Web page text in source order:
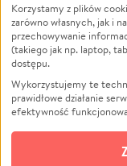
Zwierzęta
Pożar
Ukraina
Pomoc
Projekty
Pogrzeb
Społeczność
Korzystamy z plików
zarówno własnych, jak i
przechowywanie
(takiego jak np. laptop,
dostępu.
Wykorzystujemy te
prawidłowe działanie
efektywność
technologii do celów